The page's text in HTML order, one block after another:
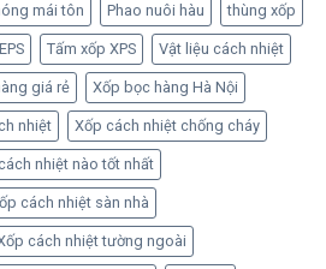
mái tôn Phao nuôi hàu thùng xốp
Tấm xốp XPS Vật liệu cách nhiệt
giá rẻ Xốp bọc hàng Hà Nội
nhiệt Xốp cách nhiệt chống cháy
nhiệt nào tốt nhất
cách nhiệt sàn nhà
cách nhiệt tường ngoài